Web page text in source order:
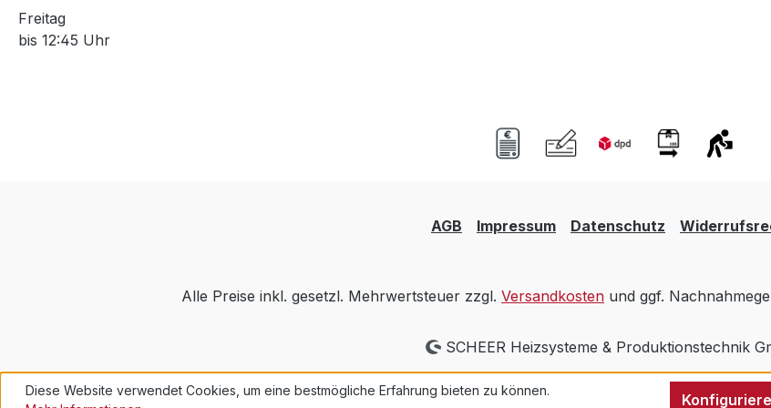
Freitag
bis 12:45 Uhr
AGB Impressum Datenschutz
Alle Preise inkl. gesetzl. Mehrwertsteuer zzgl. Versandkosten und ggf.
SCHEER Heizsysteme & Produktionstechnik
Diese Website verwendet Cookies, um eine bestmögliche Erfahrung bieten zu können.